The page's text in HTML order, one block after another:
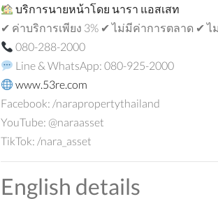
บริการนายหน้าโดย นารา แอสเสท
✔ ค่าบริการเพียง 3% ✔ ไม่มีค่าการตลาด ✔
080-288-2000
Line & WhatsApp: 080-925-2000
www.53re.com
Facebook: /narapropertythailand
YouTube: @naraasset
TikTok: /nara_asset
English details